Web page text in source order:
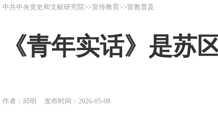
中共中央党史和文献研究院>>宣传教育 >>宣教普及
《青年实话》是苏
作者：邱明 发布时间：2026-05-08